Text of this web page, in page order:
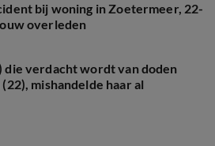
bij woning in Zoetermeer, 22-
overleden
die verdacht wordt van doden
mishandelde haar al